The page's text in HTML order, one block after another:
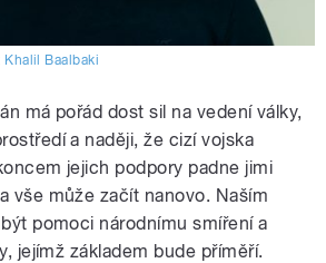
Khalil Baalbaki
má pořád dost sil na vedení války,
a naději, že cizí vojska
jejich podpory padne jimi
vše může začít nanovo. Naším
pomoci národnímu smíření a
jejímž základem bude příměří.